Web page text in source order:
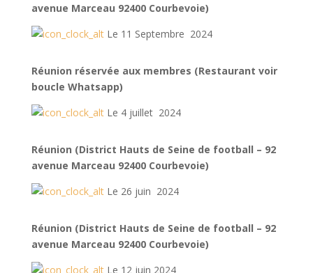
avenue Marceau 92400 Courbevoie)
Le 11 Septembre 2024
Réunion réservée aux membres (Restaurant voir
boucle Whatsapp)
Le 4 juillet 2024
Réunion (District Hauts de Seine de football – 92
avenue Marceau 92400 Courbevoie)
Le 26 juin 2024
Réunion (District Hauts de Seine de football – 92
avenue Marceau 92400 Courbevoie)
Le 12 juin 2024